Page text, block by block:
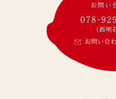
お問い
078-
(西明
お問い合